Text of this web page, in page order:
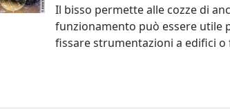
Il bisso permette alle cozze di
funzionamento può essere utile
fissare strumentazioni a edifici